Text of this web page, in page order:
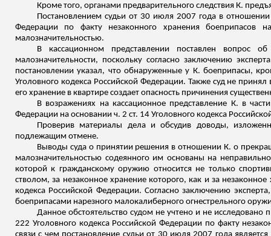
Кроме того, органами предварительного следствия К.
Постановлением судьи от 30 июля 2007 года в
Федерации по факту незаконного хранения боеприпасов
малозначительностью.
В кассационном представлении поставлен вопрос
малозначительности, поскольку согласно заключению
постановлении указал, что обнаруженные у К. боеприпасы,
Уголовного кодекса Российской Федерации. Также суд не
его хранение в квартире создает опасность причинения
В возражениях на кассационное представление К. в
Федерации на основании ч. 2 ст. 14 Уголовного кодекса
Проверив материалы дела и обсудив доводы,
подлежащим отмене.
Выводы суда о принятии решения в отношении К. о
малозначительностью содеянного им основаны на
которой к гражданскому оружию относится не только
стволом, за незаконное хранение которого, как и за
кодекса Российской Федерации. Согласно заключению
боеприпасами нарезного малокалиберного огнестрельного
Данное обстоятельство судом не учтено и не
222 Уголовного кодекса Российской Федерации по факту